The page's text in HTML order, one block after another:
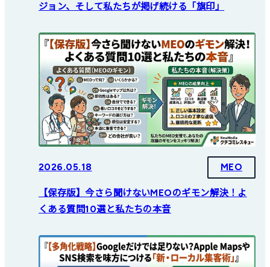
ジョン、そして私たちが掲げ続ける「旗印」
2026.05.18 MEO
【保存版】今さら聞けないMEOのギモン解決！よ
くある質問10選と私たちの本音